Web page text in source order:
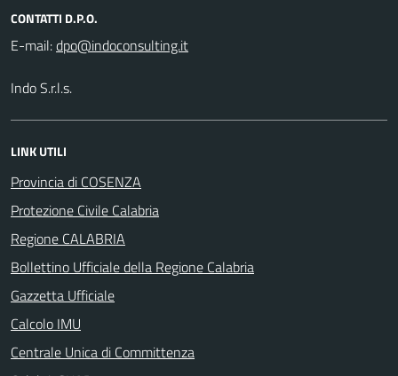
CONTATTI D.P.O.
E-mail:
Indo S.r.l.s.
LINK UTILI
Provincia di COSENZA
Protezione Civile Calabria
Regione CALABRIA
Bollettino Ufficiale della Regione Calabria
Gazzetta Ufficiale
Calcolo IMU
Centrale Unica di Committenza